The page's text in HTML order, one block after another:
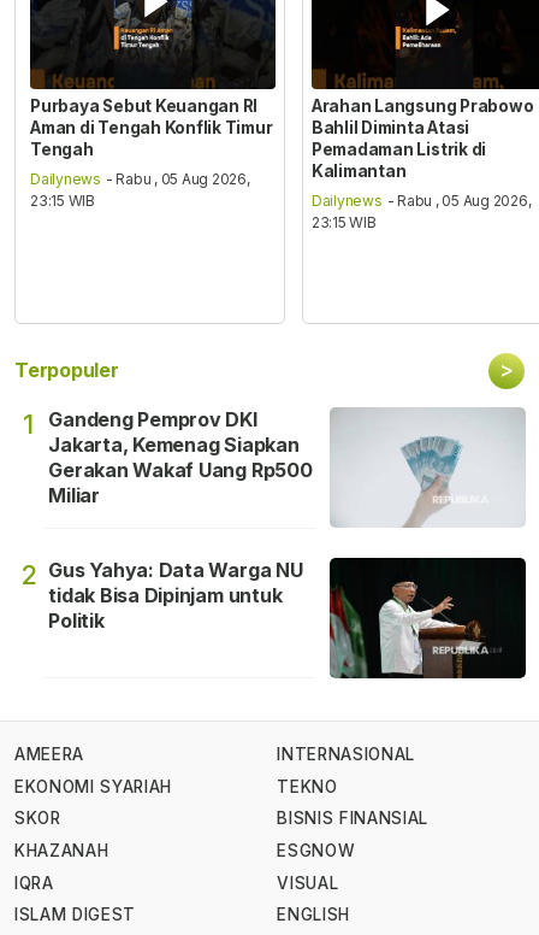
Purbaya Sebut Keuangan RI
Aman di Tengah Konflik Timur
Tengah
Dailynews - Rabu , 05 Aug 2026,
23:15 WIB
Arahan Langsung Prabowo
Bahlil Diminta Atasi
Pemadaman Listrik di
Kalimantan
Dailynews - Rabu , 05 Aug 2026,
23:15 WIB
Terpopuler >
1
Gandeng Pemprov DKI
Jakarta, Kemenag Siapkan
Gerakan Wakaf Uang Rp500
Miliar
2 Gus Yahya: Data Warga NU
tidak Bisa Dipinjam untuk
Politik
AMEERA
EKONOMI SYARIAH
SKOR
KHAZANAH
IQRA
ISLAM DIGEST
INTERNASIONAL
TEKNO
BISNIS FINANSIAL
ESGNOW
VISUAL
ENGLISH